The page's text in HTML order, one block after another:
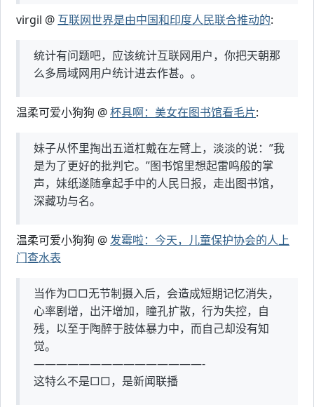
virgil @ 互联网世界是由中国和印度人民联合推动的:
统计有问题吧，应该统计互联网用户，你把天朝那
么多局域网用户统计进去作甚。。
温柔可爱小狗狗 @杯具啊：美女在图书馆看毛片:
妹子从怀里掏出五道杠戴在左臂上，淡淡的说：”我
是为了更好的批判它。”图书馆里想起雷鸣般的掌
声，妹纸遂随拿起手中的人民日报，走出图书馆，
深藏功与名。
温柔可爱小狗狗 @发霉啦：今天，儿童保护协会的人上
门查水表
当作为□□无节制摄入后，会造成短期记忆消失，
心率剧增，出汗增加，瞳孔扩散，行为失控，自
残，以至于陶醉于肢体暴力中，而自己却没有知
觉。
———————————————-
这特么不是□□，是新闻联播